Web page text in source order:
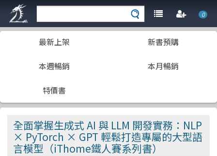
0
最新上架 新書預購
本週暢銷 本月暢銷
特價書
全面掌握生成式 AI 與 LLM 開發實務：NLP
× PyTorch × GPT 輕鬆打造專屬的大型語
言模型（iThome鐵人賽系列書）